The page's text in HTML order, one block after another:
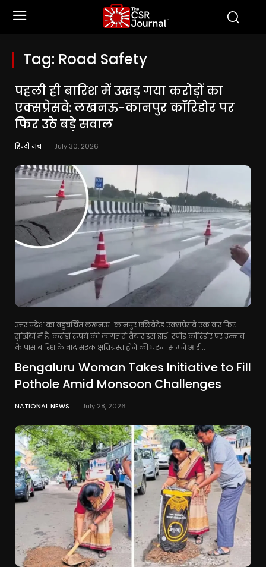
Tag: Road Safety
पहली ही बारिश में उखड़ गया करोड़ों का
एक्सप्रेसवे: लखनऊ-कानपुर कॉरिडोर पर
फिर उठे बड़े सवाल
हिन्दी मंच July 30, 2026
उत्तर प्रदेश का बहुचर्चित लखनऊ-कानपुर एलिवेटेड एक्सप्रेसवे एक बार फिर
सुर्खियों में है। करोड़ों रुपये की लागत से तैयार इस हाई-स्पीड कॉरिडोर पर उन्नाव
के पास बारिश के बाद सड़क क्षतिग्रस्त होने की घटना सामने आई...
Bengaluru Woman Takes Initiative to Fill
Pothole Amid Monsoon Challenges
NATIONAL NEWS July 28, 2026